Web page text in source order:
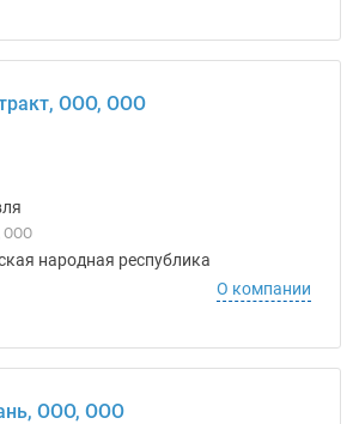
ООО, ООО
ООО
народная республика
О компании
ООО, ООО